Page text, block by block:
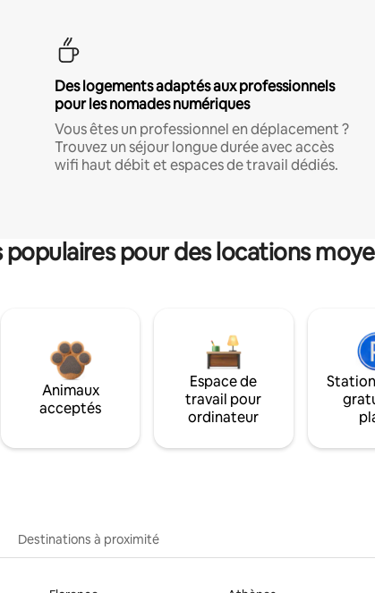
Des logements adaptés aux professionnels
pour les nomades numériques
Vous êtes un professionnel en déplacement ?
Trouvez un séjour longue durée avec accès
wifi haut débit et espaces de travail dédiés.
pour des locations
Animaux
acceptés
Espace de
travail pour
ordinateur
Destinations à proximité